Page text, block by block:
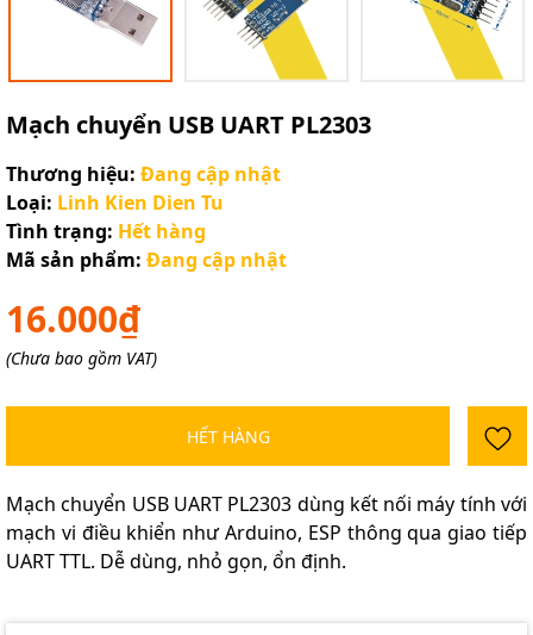
Mạch chuyển USB UART PL2303
Thương hiệu: Đang cập nhật
Loại: Linh Kien Dien Tu
Tình trạng: Hết hàng
Mã sản phẩm: Đang cập nhật
16.000₫
(Chưa bao gồm VAT)
HẾT HÀNG
Mạch chuyển USB UART PL2303 dùng kết nối máy tính với
mạch vi điều khiển như Arduino, ESP thông qua giao tiếp
UART TTL. Dễ dùng, nhỏ gọn, ổn định.